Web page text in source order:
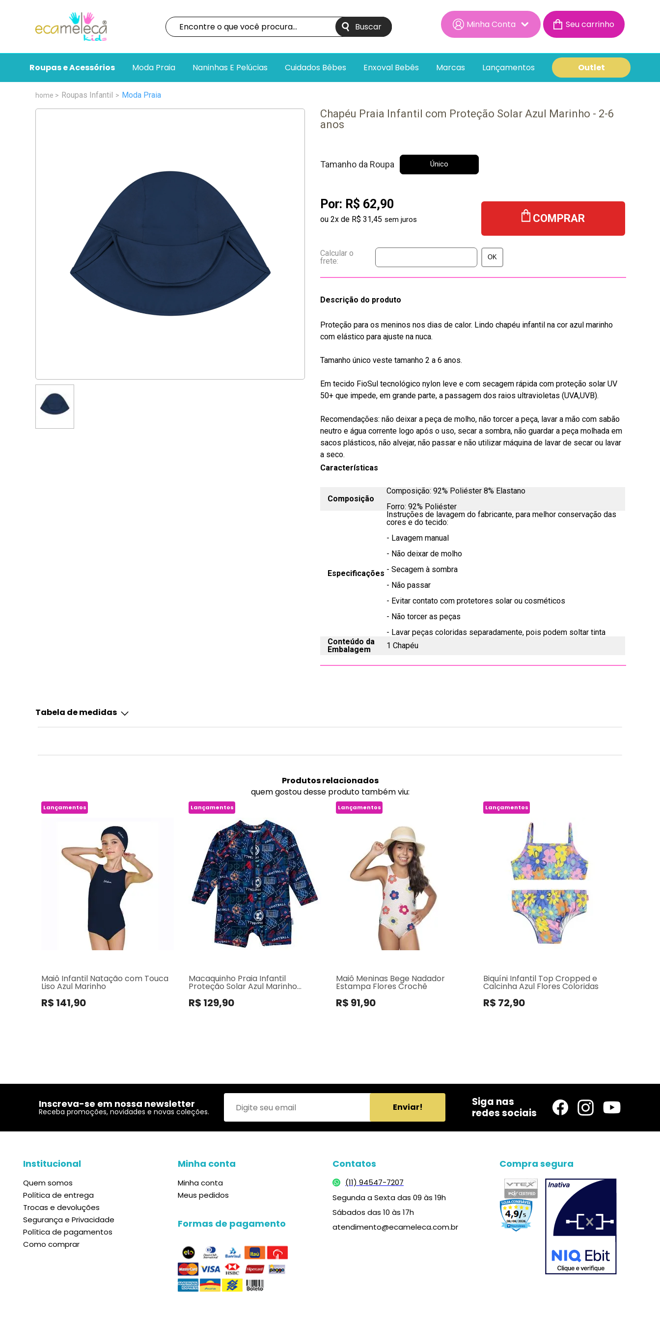
Minha Conta
Minhas Compras
Roupas e Acessórios Moda Praia Naninhas E Pelúcias Cuidados Bêbes Enxoval Bebês Marcas Lançamentos Outlet
Roupas Infantil Moda Praia
Chapéu Praia Infantil com Proteção Solar Azul Marinho - 2-6
anos
Tamanho da Roupa Único
Por: R$ 62,90
ou 2x de R$ 31,45 COMPRAR
Descrição do produto
Proteção para os meninos nos dias de calor. Lindo chapéu infantil na cor azul marinho
com elástico para ajuste na nuca.
Tamanho único veste tamanho 2 a 6 anos.
Em tecido FioSul tecnológico nylon leve e com secagem rápida com proteção solar UV
50+ que impede, em grande parte, a passagem dos raios ultravioletas (UVA,UVB).
Recomendações: não deixar a peça de molho, não torcer a peça, lavar a mão com sabão
neutro e água corrente logo após o uso, secar a sombra, não guardar a peça molhada em
sacos plásticos, não alvejar, não passar e não utilizar máquina de lavar de secar ou lavar
a seco.
Características
Composição
Composição: 92% Poliéster 8% Elastano
Forro: 92% Poliéster
Especificações
Instruções de lavagem do fabricante, para melhor conservação das
cores e do tecido:
- Lavagem manual
- Não deixar de molho
- Secagem à sombra
- Não passar
- Evitar contato com protetores solar ou cosméticos
- Não torcer as peças
- Lavar peças coloridas separadamente, pois podem soltar tinta
Conteúdo da
Embalagem
1 Chapéu
Tabela de medidas
Produtosrelacionados
quem gostou desse produto também viu:
Lançamentos
Maiô Infantil Natação com Touca
Liso Azul Marinho
R$ 141,90
Lançamentos
Macaquinho Praia Infantil
Proteção Solar Azul Marinho
Football Tip Top
R$ 129,90
Lançamentos
Maiô Meninas Bege Nadador
Estampa Flores Crochê
R$ 91,90
Lançamentos
Biquíni Infantil Top Cropped e
Calcinha Azul Flores Coloridas
R$ 72,90
Inscreva-se em nossa newsletter
Receba promoções, novidades e novas coleções. Enviar!
Siga nas
redes sociais
Institucional
Quem somos
Política de entrega
Trocas e devoluções
Segurança e Privacidade
Política de pagamentos
Como comprar
Minha conta
Minha conta
Meus pedidos
Formas de pagamento
Contatos
(11) 94547-7207
Segunda a Sexta das 09 às 19h
Sábados das 10 às 17h
atendimento@ecameleca.com.br
Compra segura